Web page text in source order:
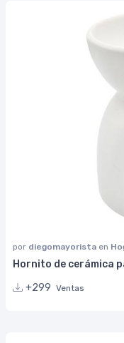
por diegomayorista en
Hornito de cerámica
+299 Ventas